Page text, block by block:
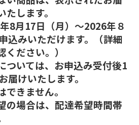
します。
8月17日（月）～2026年８
込みいただけます。（詳細
ださい。）
ついては、お申込み受付後1
届けいたします。
きません。
場合は、配達希望時間帯